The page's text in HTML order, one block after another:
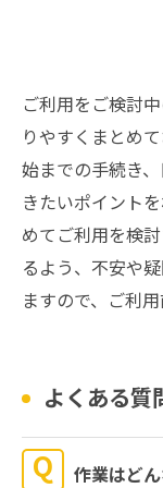
ご利用をご検討
りやすくまとめ
始までの手続き
きたいポイント
めてご利用を検
るよう、不安や
ますので、ご利
よくある質
作業はど